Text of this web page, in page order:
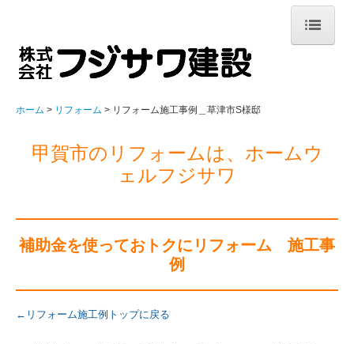
ホーム
新築施工事例
スタッフ紹介
ホーム リフォーム リフォーム施工事例＿草津市S様邸
甲賀市のリフォームは、ホームウ
ェルフジサワ
補助金を使っておトクにリフォーム 施工事
例
←リフォーム施工例トップに戻る